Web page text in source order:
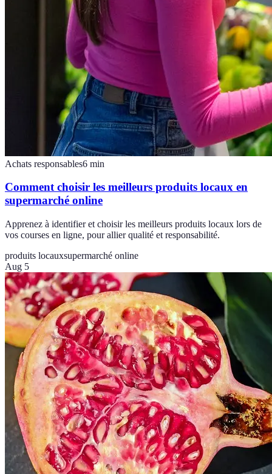
Achats responsables6 min
Comment choisir les meilleurs produits locaux en
supermarché online
Apprenez à identifier et choisir les meilleurs produits locaux lors de
vos courses en ligne, pour allier qualité et responsabilité.
produits locauxsupermarché online
Aug 5